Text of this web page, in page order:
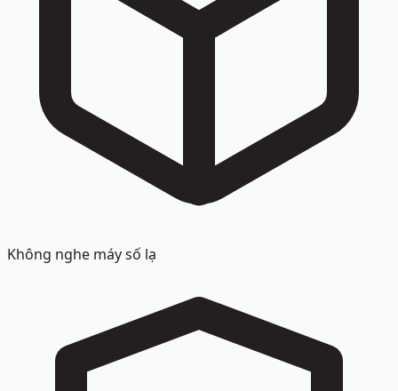
Không nghe máy số lạ